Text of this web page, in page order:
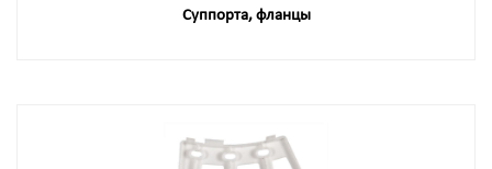
Суппорта, фланцы